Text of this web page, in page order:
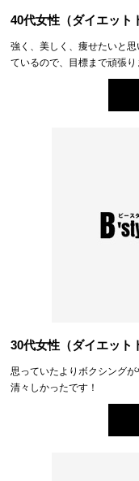
40代女性（ダイエット
強く、美しく、痩せたいと
ているので、目標まで頑張り
30代女性（ダイエット
思っていたよりボクシング
清々しかったです！